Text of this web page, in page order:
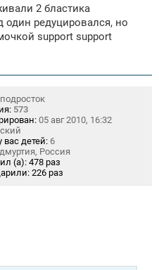
2 бластика
один редуцировался, но
support support
573
05 авг 2010, 16:32
вас детей: 6
Россия
(а): 478 раз
226 раз